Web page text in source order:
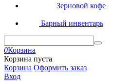
Зерновой кофе
Барный инвентарь
0Корзина
Корзина пуста
Корзина Оформить заказ
Вход